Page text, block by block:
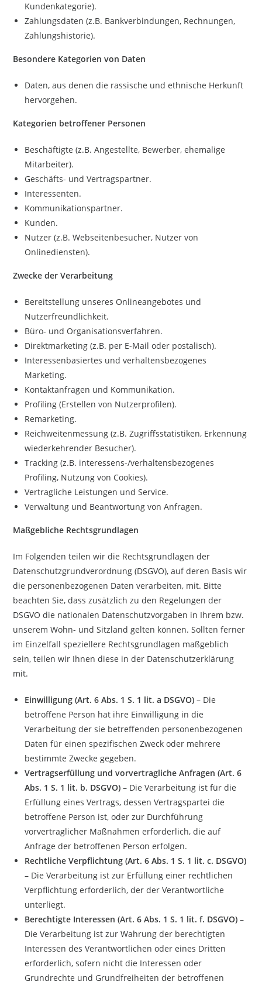
Kundenkategorie).
Zahlungsdaten (z.B. Bankverbindungen, Rechnungen,
Zahlungshistorie).
Besondere Kategorien von Daten
Daten, aus denen die rassische und ethnische Herkunft
hervorgehen.
Kategorien betroffener Personen
Beschäftigte (z.B. Angestellte, Bewerber, ehemalige
Mitarbeiter).
Geschäfts- und Vertragspartner.
Interessenten.
Kommunikationspartner.
Kunden.
Nutzer (z.B. Webseitenbesucher, Nutzer von
Onlinediensten).
Zwecke der Verarbeitung
Bereitstellung unseres Onlineangebotes und
Nutzerfreundlichkeit.
Büro- und Organisationsverfahren.
Direktmarketing (z.B. per E-Mail oder postalisch).
Interessenbasiertes und verhaltensbezogenes
Marketing.
Kontaktanfragen und Kommunikation.
Profiling (Erstellen von Nutzerprofilen).
Remarketing.
Reichweitenmessung (z.B. Zugriffsstatistiken, Erkennung
wiederkehrender Besucher).
Tracking (z.B. interessens-/verhaltensbezogenes
Profiling, Nutzung von Cookies).
Vertragliche Leistungen und Service.
Verwaltung und Beantwortung von Anfragen.
Maßgebliche Rechtsgrundlagen
Im Folgenden teilen wir die Rechtsgrundlagen der
Datenschutzgrundverordnung (DSGVO), auf deren Basis wir
die personenbezogenen Daten verarbeiten, mit. Bitte
beachten Sie, dass zusätzlich zu den Regelungen der
DSGVO die nationalen Datenschutzvorgaben in Ihrem bzw.
unserem Wohn- und Sitzland gelten können. Sollten ferner
im Einzelfall speziellere Rechtsgrundlagen maßgeblich
sein, teilen wir Ihnen diese in der Datenschutzerklärung
mit.
Einwilligung (Art. 6 Abs. 1 S. 1 lit. a DSGVO) – Die
betroffene Person hat ihre Einwilligung in die
Verarbeitung der sie betreffenden personenbezogenen
Daten für einen spezifischen Zweck oder mehrere
bestimmte Zwecke gegeben.
Vertragserfüllung und vorvertragliche Anfragen (Art. 6
Abs. 1 S. 1 lit. b. DSGVO) – Die Verarbeitung ist für die
Erfüllung eines Vertrags, dessen Vertragspartei die
betroffene Person ist, oder zur Durchführung
vorvertraglicher Maßnahmen erforderlich, die auf
Anfrage der betroffenen Person erfolgen.
Rechtliche Verpflichtung (Art. 6 Abs. 1 S. 1 lit. c. DSGVO)
– Die Verarbeitung ist zur Erfüllung einer rechtlichen
Verpflichtung erforderlich, der der Verantwortliche
unterliegt.
Berechtigte Interessen (Art. 6 Abs. 1 S. 1 lit. f. DSGVO) –
Die Verarbeitung ist zur Wahrung der berechtigten
Interessen des Verantwortlichen oder eines Dritten
erforderlich, sofern nicht die Interessen oder
Grundrechte und Grundfreiheiten der betroffenen